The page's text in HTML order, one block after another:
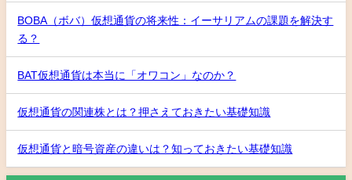
BOBA（ボバ）仮想通貨の将来性：イーサリアムの課題を解決す
る？
BAT仮想通貨は本当に「オワコン」なのか？
仮想通貨の関連株とは？押さえておきたい基礎知識
仮想通貨と暗号資産の違いは？知っておきたい基礎知識